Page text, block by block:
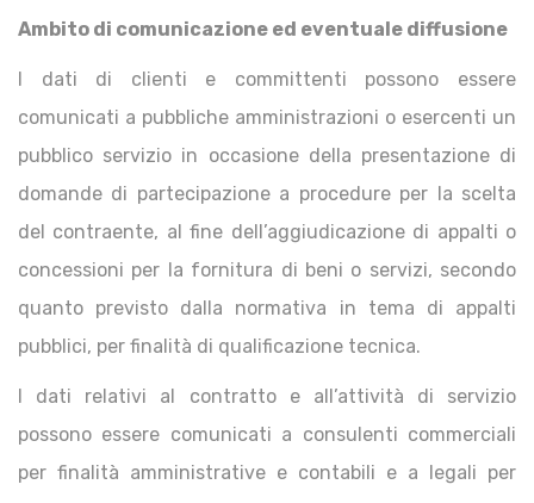
Ambito di comunicazione ed eventuale diffusione
I dati di clienti e committenti possono essere
comunicati a pubbliche amministrazioni o esercenti un
pubblico servizio in occasione della presentazione di
domande di partecipazione a procedure per la scelta
del contraente, al fine dell’aggiudicazione di appalti o
concessioni per la fornitura di beni o servizi, secondo
quanto previsto dalla normativa in tema di appalti
pubblici, per finalità di qualificazione tecnica.
I dati relativi al contratto e all’attività di servizio
possono essere comunicati a consulenti commerciali
per finalità amministrative e contabili e a legali per